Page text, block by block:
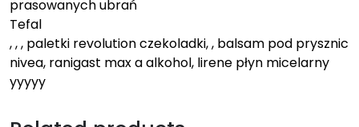
prasowanych ubrań
Tefal
, , , paletki revolution czekoladki, , balsam pod prysznic
nivea, ranigast max a alkohol, lirene płyn micelarny
yyyyy